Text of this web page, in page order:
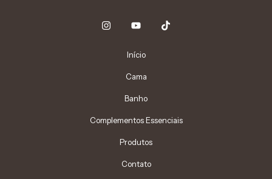
Início
Cama
Banho
Complementos Essenciais
Produtos
Contato